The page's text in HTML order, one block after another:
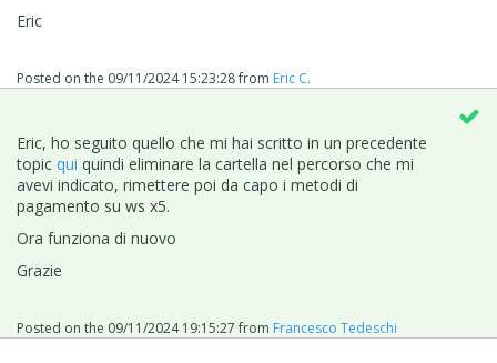
Eric
Posted on the 09/11/2024 15:23:28from Eric C.
Eric, ho seguito quello che mi hai scritto in un precedente
topic qui quindi eliminare la cartella nel percorso che mi
avevi indicato, rimettere poi da capo i metodi di
pagamento su ws x5.
Ora funziona di nuovo
Grazie
Posted on the 09/11/2024 19:15:27from Francesco Tedeschi